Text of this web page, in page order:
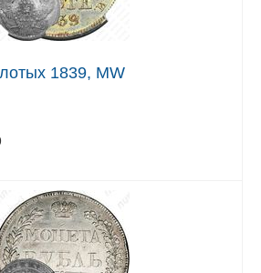
1839, MW